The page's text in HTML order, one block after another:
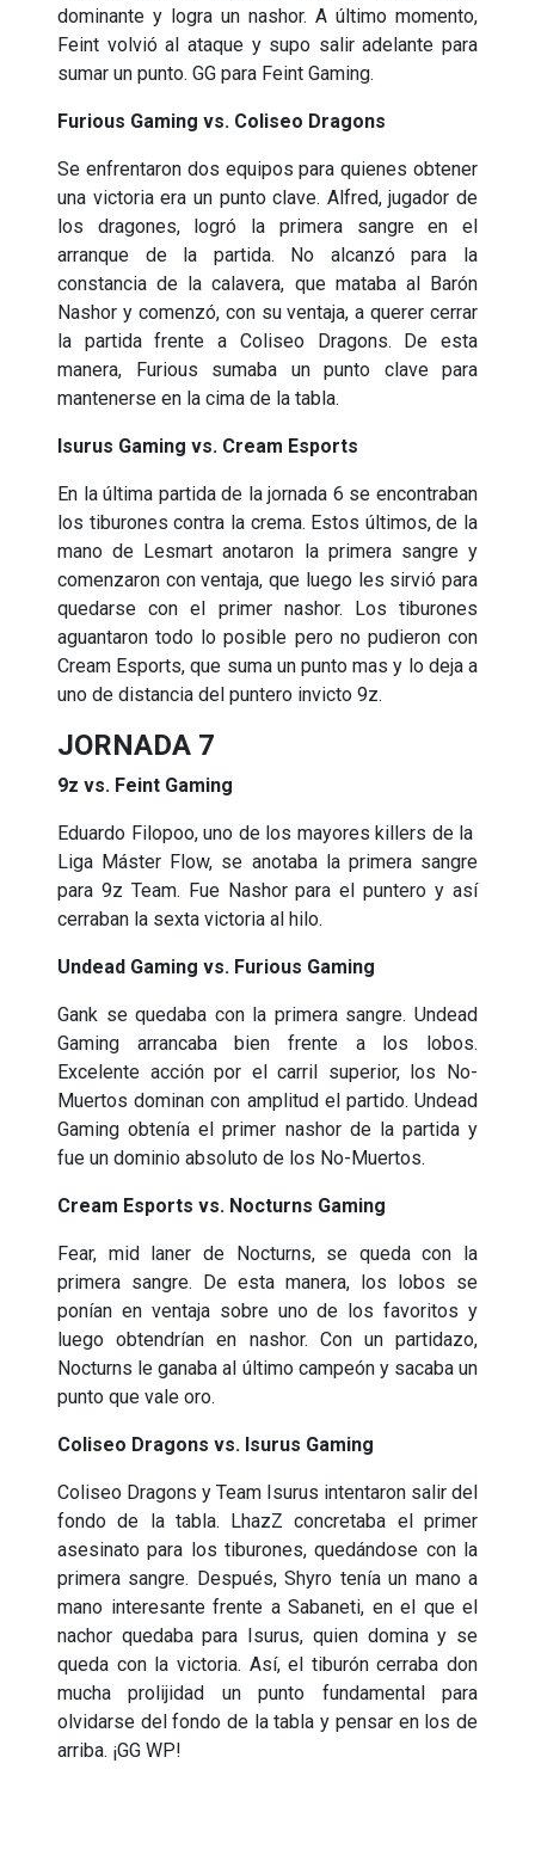
dominante y logra un nashor. A último momento,
Feint volvió al ataque y supo salir adelante para
sumar un punto. GG para Feint Gaming.
Furious Gaming vs. Coliseo Dragons
Se enfrentaron dos equipos para quienes obtener
una victoria era un punto clave. Alfred, jugador de
los dragones, logró la primera sangre en el
arranque de la partida. No alcanzó para la
constancia de la calavera, que mataba al Barón
Nashor y comenzó, con su ventaja, a querer cerrar
la partida frente a Coliseo Dragons. De esta
manera, Furious sumaba un punto clave para
mantenerse en la cima de la tabla.
Isurus Gaming vs. Cream Esports
En la última partida de la jornada 6 se encontraban
los tiburones contra la crema. Estos últimos, de la
mano de Lesmart anotaron la primera sangre y
comenzaron con ventaja, que luego les sirvió para
quedarse con el primer nashor. Los tiburones
aguantaron todo lo posible pero no pudieron con
Cream Esports, que suma un punto mas y lo deja a
uno de distancia del puntero invicto 9z.
JORNADA 7
9z vs. Feint Gaming
Eduardo Filopoo, uno de los mayores killers de la
Liga Máster Flow, se anotaba la primera sangre
para 9z Team. Fue Nashor para el puntero y así
cerraban la sexta victoria al hilo.
Undead Gaming vs. Furious Gaming
Gank se quedaba con la primera sangre. Undead
Gaming arrancaba bien frente a los lobos.
Excelente acción por el carril superior, los No-
Muertos dominan con amplitud el partido. Undead
Gaming obtenía el primer nashor de la partida y
fue un dominio absoluto de los No-Muertos.
Cream Esports vs. Nocturns Gaming
Fear, mid laner de Nocturns, se queda con la
primera sangre. De esta manera, los lobos se
ponían en ventaja sobre uno de los favoritos y
luego obtendrían en nashor. Con un partidazo,
Nocturns le ganaba al último campeón y sacaba un
punto que vale oro.
Coliseo Dragons vs. Isurus Gaming
Coliseo Dragons y Team Isurus intentaron salir del
fondo de la tabla. LhazZ concretaba el primer
asesinato para los tiburones, quedándose con la
primera sangre. Después, Shyro tenía un mano a
mano interesante frente a Sabaneti, en el que el
nachor quedaba para Isurus, quien domina y se
queda con la victoria. Así, el tiburón cerraba don
mucha prolijidad un punto fundamental para
olvidarse del fondo de la tabla y pensar en los de
arriba. ¡GG WP!